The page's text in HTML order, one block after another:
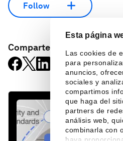
Esta página
Las cookies de
para
anuncios,
sociales y
compartimos
que haga del
partners de
análisis web,
combinarla con
Follow
Comparte: